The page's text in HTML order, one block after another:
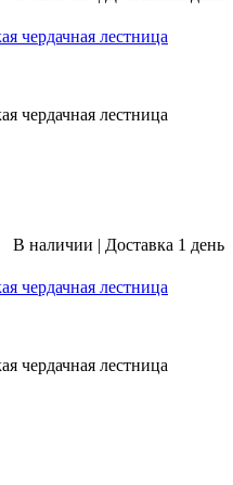
чердачная лестница
чердачная лестница
В наличии | Доставка 1 день
чердачная лестница
чердачная лестница